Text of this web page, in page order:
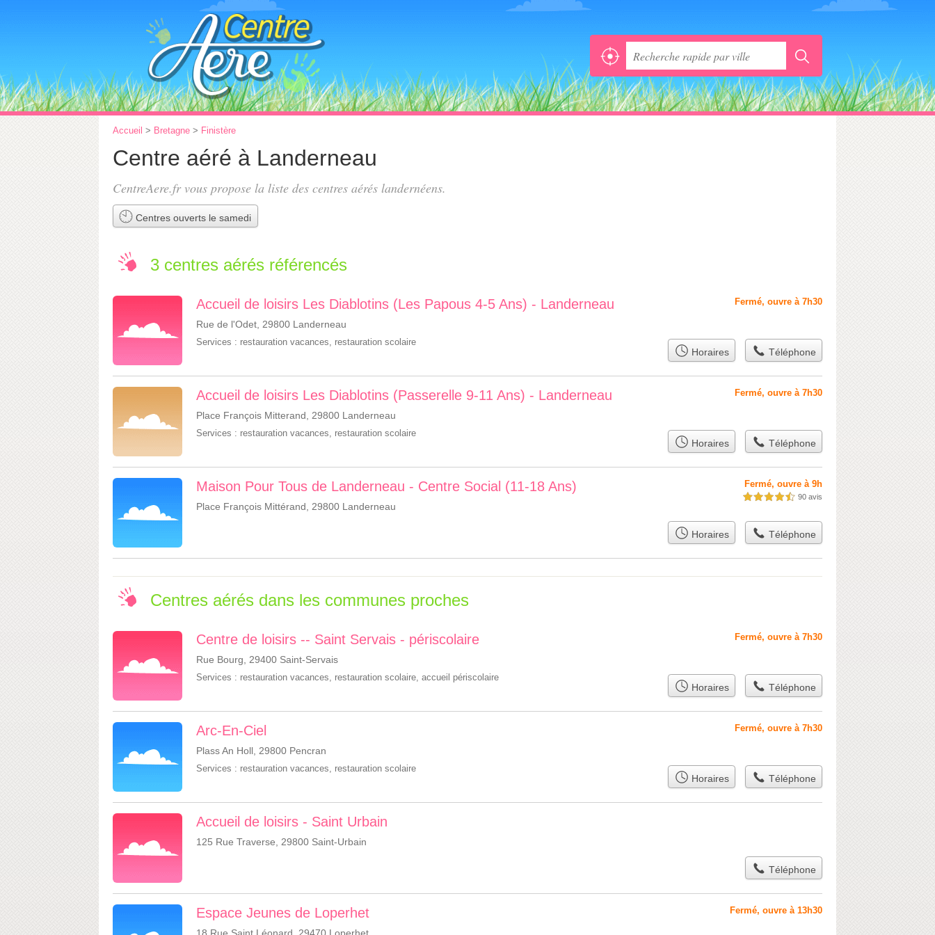
Accueil > Bretagne > Finistère
Centre aéré à Landerneau
CentreAere.fr vous propose la liste des centres aérés landernéens.
Centres ouverts le samedi
3 centres aérés référencés
Accueil de loisirs Les Diablotins (Les Papous 4-5 Ans) - Landerneau
Rue de l'Odet, 29800 Landerneau
Fermé, ouvre à 7h30
Services : restauration vacances, restauration scolaire
Horaires Téléphone
Accueil de loisirs Les Diablotins (Passerelle 9-11 Ans) - Landerneau
Place François Mitterand, 29800 Landerneau
Fermé, ouvre à 7h30
Services : restauration vacances, restauration scolaire
Horaires Téléphone
Maison Pour Tous de Landerneau - Centre Social (11-18 Ans)
Place François Mittérand, 29800 Landerneau
Fermé, ouvre à 9h
4,5 étoiles sur 5 90 avis
Horaires Téléphone
Centres aérés dans les communes proches
Centre de loisirs -- Saint Servais - périscolaire
Rue Bourg, 29400 Saint-Servais
Fermé, ouvre à 7h30
Services : restauration vacances, restauration scolaire, accueil périscolaire
Horaires Téléphone
Arc-En-Ciel
Plass An Holl, 29800 Pencran
Fermé, ouvre à 7h30
Services : restauration vacances, restauration scolaire
Horaires Téléphone
Accueil de loisirs - Saint Urbain
125 Rue Traverse, 29800 Saint-Urbain
Téléphone
Espace Jeunes de Loperhet Fermé, ouvre à 13h30